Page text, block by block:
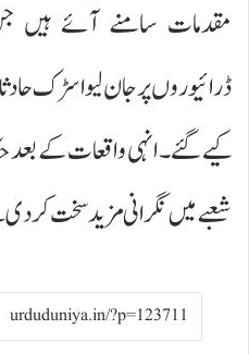
مقدمات سامنے آئے ہیں
ڈرائیوروں پر جان لیوا سڑک
کیے گئے۔ انہی واقعات کے
شعبے میں نگرانی مزید سخت کر